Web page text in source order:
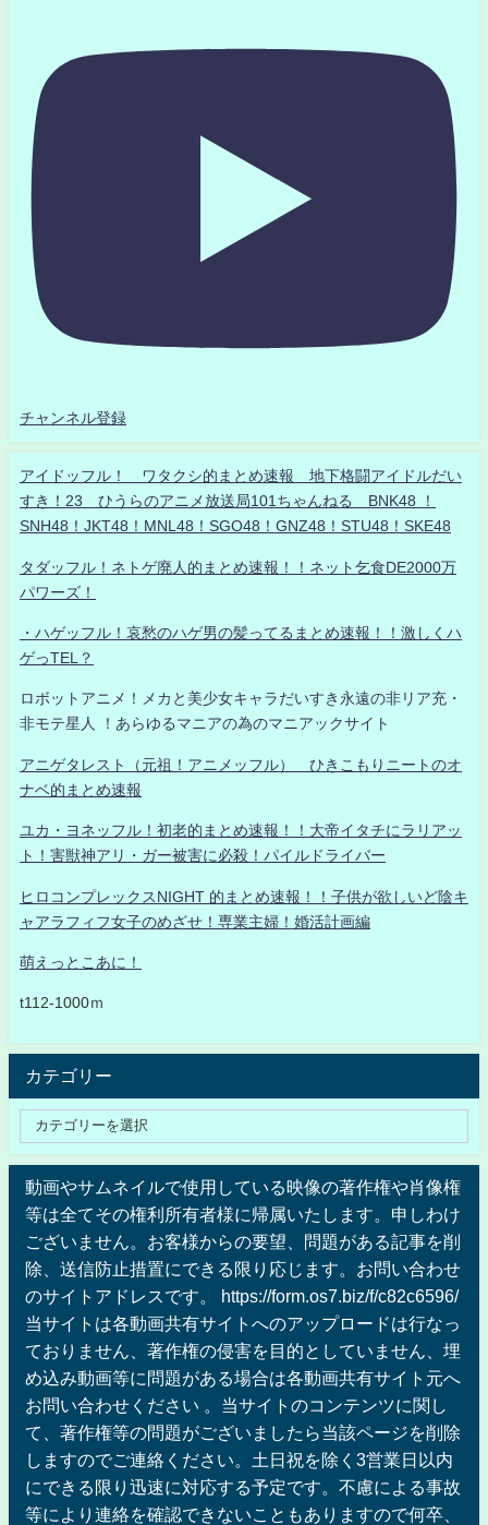
チャンネル登録
アイドッフル！ ワタクシ的まとめ速報 地下格闘アイドルだい
すき！23 ひうらのアニメ放送局101ちゃんねる BNK48 ！
SNH48！JKT48！MNL48！SGO48！GNZ48！STU48！SKE48
タダッフル！ネトゲ廃人的まとめ速報！！ネット乞食DE2000万
パワーズ！
・ハゲッフル！哀愁のハゲ男の髪ってるまとめ速報！！激しくハ
ゲっTEL？
ロボットアニメ！メカと美少女キャラだいすき永遠の非リア充・
非モテ星人 ！あらゆるマニアの為のマニアックサイト
アニゲタレスト（元祖！アニメッフル） ひきこもりニートのオ
ナベ的まとめ速報
ユカ・ヨネッフル！初老的まとめ速報！！大帝イタチにラリアッ
ト！害獣神アリ・ガー被害に必殺！パイルドライバー
ヒロコンプレックスNIGHT 的まとめ速報！！子供が欲しいど陰キ
ャアラフィフ女子のめざせ！専業主婦！婚活計画編
萌えっとこあに！
t112-1000ｍ
カテゴリー
動画やサムネイルで使用している映像の著作権や肖像権
等は全てその権利所有者様に帰属いたします。申しわけ
ございません。お客様からの要望、問題がある記事を削
除、送信防止措置にできる限り応じます。お問い合わせ
のサイトアドレスです。 https://form.os7.biz/f/c82c6596/
当サイトは各動画共有サイトへのアップロードは行なっ
ておりません、著作権の侵害を目的としていません、埋
め込み動画等に問題がある場合は各動画共有サイト元へ
お問い合わせください 。当サイトのコンテンツに関し
て、著作権等の問題がございましたら当該ページを削除
しますのでご連絡ください。土日祝を除く3営業日以内
にできる限り迅速に対応する予定です。不慮による事故
等により連絡を確認できないこともありますので何卒、